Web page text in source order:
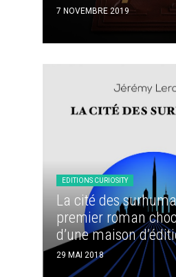
7 NOVEMBRE 2019
EDITIONS CURIOSITY
La cité des
premier roman
d’une maison
29 MAI 2018